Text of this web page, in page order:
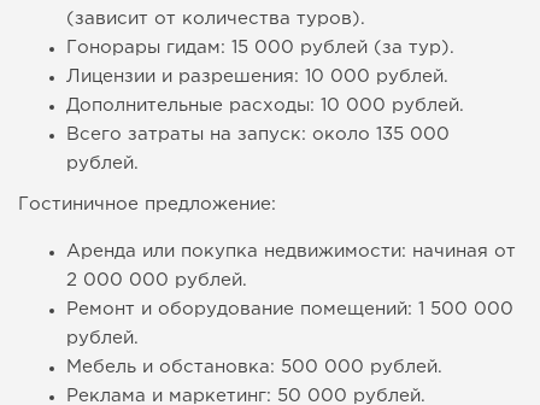
(зависит от количества туров).
Гонорары гидам: 15 000 рублей (за тур).
Лицензии и разрешения: 10 000 рублей.
Дополнительные расходы: 10 000 рублей.
Всего затраты на запуск: около 135 000
рублей.
Гостиничное предложение:
Аренда или покупка недвижимости: начиная от
2 000 000 рублей.
Ремонт и оборудование помещений: 1 500 000
рублей.
Мебель и обстановка: 500 000 рублей.
Реклама и маркетинг: 50 000 рублей.